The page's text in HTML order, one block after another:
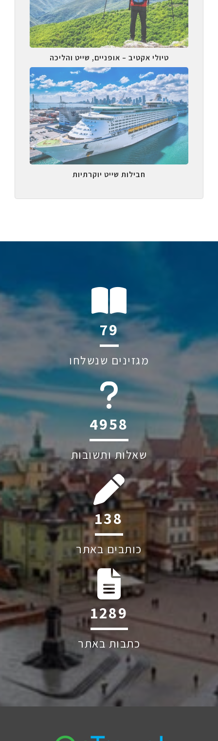
טיולי אקטיב – אופניים, שייט והליכה
חבילות שייט יוקרתיות
114
מגזינים שנשלחו
6045
שאלות ותשובות
199
כותבים באתר
1852
כתבות באתר